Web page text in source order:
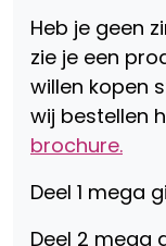
Heb je geen
zie je een
willen kopen
wij bestellen
brochure.
Deel 1 mega
Deel 2 mega